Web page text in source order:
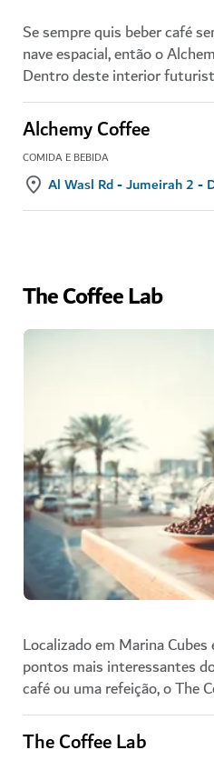
Se sempre quis beber café
nave espacial, então o
Dentro deste interior
Alchemy Coffee
COMIDA E BEBIDA
Al Wasl Rd - Jumeirah 2 -
The Coffee Lab
Localizado em Marina
pontos mais interessantes
café ou uma refeição, o The
The Coffee Lab